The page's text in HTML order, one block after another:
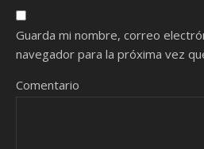
Guarda mi nombre, correo
navegador para la próxima vez
Comentario